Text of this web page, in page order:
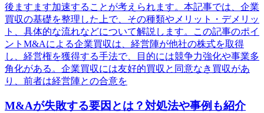
後ますます加速することが考えられます。本記事では、企業
買収の基礎を整理した上で、その種類やメリット・デメリッ
ト、具体的な流れなどについて解説します。この記事のポイ
ントM&Aによる企業買収は、経営陣が他社の株式を取得
し、経営権を獲得する手法で、目的には競争力強化や事業多
角化がある。企業買収には友好的買収と同意なき買収があ
り、前者は経営陣との合意を
M&Aが失敗する要因とは？対処法や事例も紹介